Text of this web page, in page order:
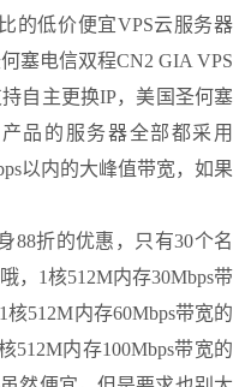
的低价便宜VPS云服务器
塞电信双程CN2 GIA VPS
自主更换IP，美国圣何塞
品的服务器全部都采用
以内的大峰值带宽，如果
88折的优惠，只有30个名
，1核512M内存30Mbps带
512M内存60Mbps带宽的
512M内存100Mbps带宽的